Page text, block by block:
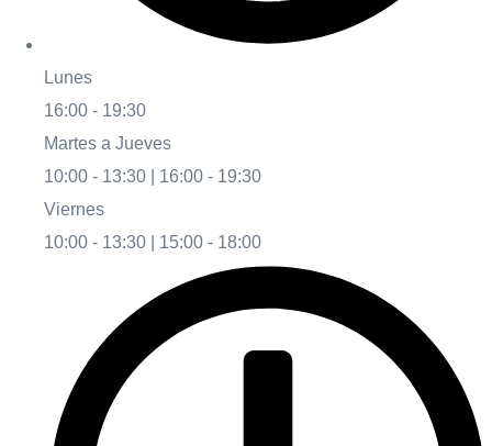
Lunes
16:00 - 19:30
Martes a Jueves
10:00 - 13:30 | 16:00 - 19:30
Viernes
10:00 - 13:30 | 15:00 - 18:00